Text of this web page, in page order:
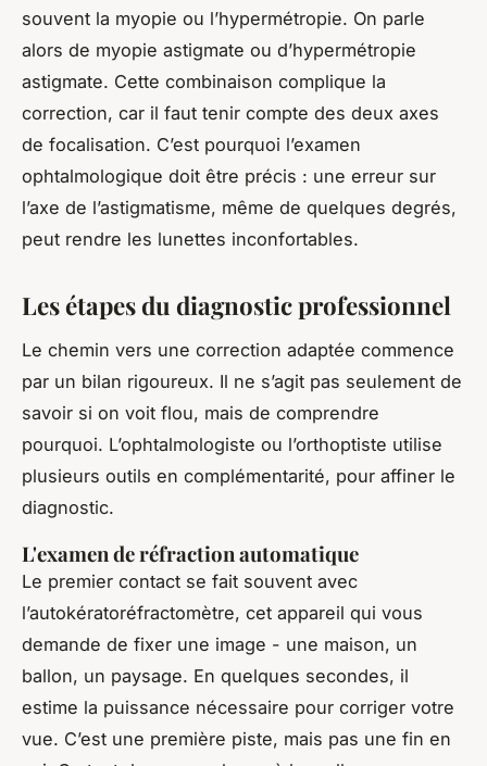
souvent la myopie ou l’hypermétropie. On parle
alors de myopie astigmate ou d’hypermétropie
astigmate. Cette combinaison complique la
correction, car il faut tenir compte des deux axes
de focalisation. C’est pourquoi l’examen
ophtalmologique doit être précis : une erreur sur
l’axe de l’astigmatisme, même de quelques degrés,
peut rendre les lunettes inconfortables.
Les étapes du diagnostic professionnel
Le chemin vers une correction adaptée commence
par un bilan rigoureux. Il ne s’agit pas seulement de
savoir si on voit flou, mais de comprendre
pourquoi. L’ophtalmologiste ou l’orthoptiste utilise
plusieurs outils en complémentarité, pour affiner le
diagnostic.
L'examen de réfraction automatique
Le premier contact se fait souvent avec
l’autokératoréfractomètre, cet appareil qui vous
demande de fixer une image - une maison, un
ballon, un paysage. En quelques secondes, il
estime la puissance nécessaire pour corriger votre
vue. C’est une première piste, mais pas une fin en